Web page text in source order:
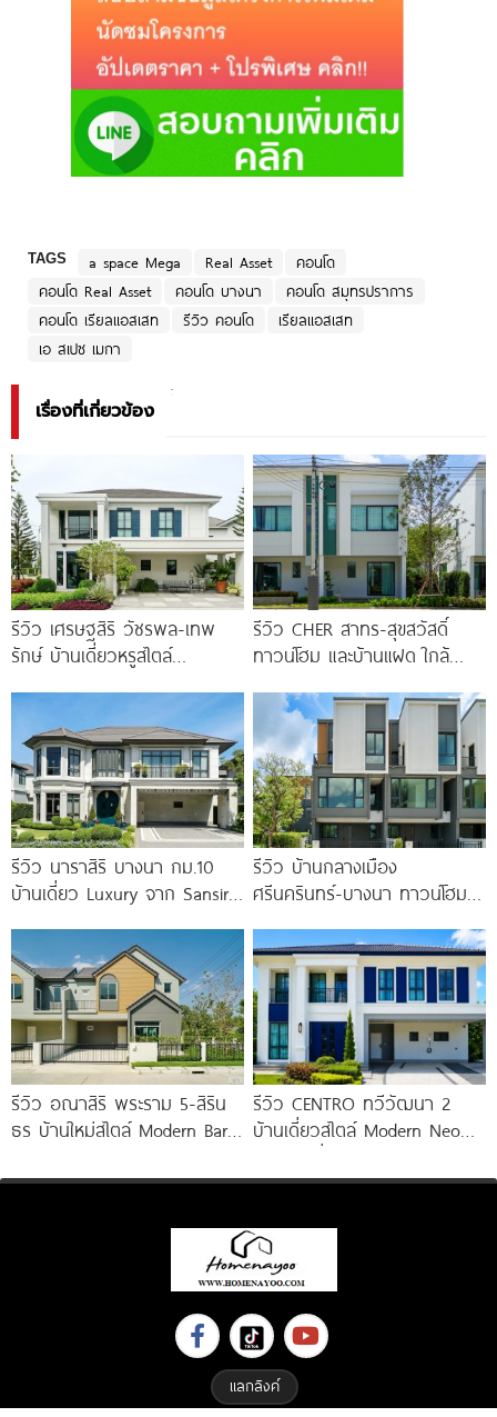
TAGS a space Mega Real Asset
คอนโด
คอนโด Real Asset
คอนโด บางนา
คอนโด สมุทรปราการ
คอนโด เรียลแอสเสท
รีวิว คอนโด
เรียลแอสเสท
เอ สเปซ เมกา
เรื่องที่เกี่ยวข้อง
รีวิว เศรษฐสิริ วัชรพล-เทพ
รักษ์ บ้านเดี่ยวหรูสไตล์
ทะเลสาบ ทำเลใกล้รถไฟฟ้า และ
ทางด่วน 3 สาย
รีวิว CHER สาทร-สุขสวัสดิ์
ทาวน์โฮม และบ้านแฝด ใกล้
ใต้ สถานีแยกประชาอุทิศ เริ่ม
3.59
รีวิว นาราสิริ บางนา กม.10
บ้านเดี่ยว Luxury จาก Sansiri
รีวิว บ้านกลางเมือง
ศรีนครินทร์-บางนา ทาวน์โฮม 3
Penthouse
รีวิว อณาสิริ พระราม 5-สิริน
ธร บ้านใหม่สไตล์ Modern Barn
รีวิว CENTRO ทวีวัฒนา 2
บ้านเดี่ยวสไตล์ Modern Neo
แลกลิงค์